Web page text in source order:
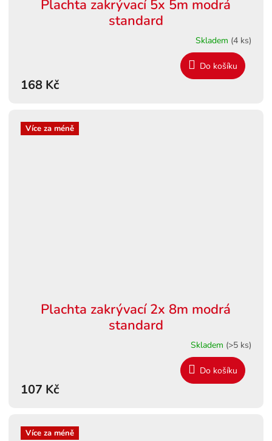
Plachta zakrývací 5x 5m modrá
standard
Skladem (4 ks)
168 Kč
Do košíku
Více za méně
Plachta zakrývací 2x 8m modrá
standard
Skladem (>5 ks)
107 Kč
Do košíku
Více za méně